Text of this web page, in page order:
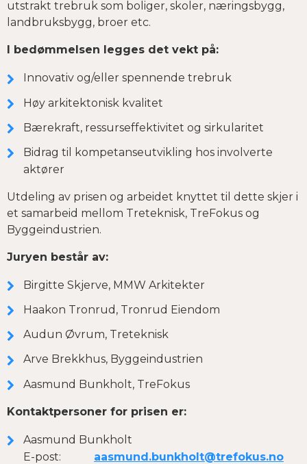
utstrakt trebruk som boliger, skoler, næringsbygg,
landbruksbygg, broer etc.
I bedømmelsen legges det vekt på:
Innovativ og/eller spennende trebruk
Høy arkitektonisk kvalitet
Bærekraft, ressurseffektivitet og sirkularitet
Bidrag til kompetanseutvikling hos involverte
aktører
Utdeling av prisen og arbeidet knyttet til dette skjer i
et samarbeid mellom Treteknisk, TreFokus og
Byggeindustrien.
Juryen består av:
Birgitte Skjerve, MMW Arkitekter
Haakon Tronrud, Tronrud Eiendom
Audun Øvrum, Treteknisk
Arve Brekkhus, Byggeindustrien
Aasmund Bunkholt, TreFokus
Kontaktpersoner for prisen er:
Aasmund Bunkholt
E-post: aasmund.bunkholt@trefokus.no